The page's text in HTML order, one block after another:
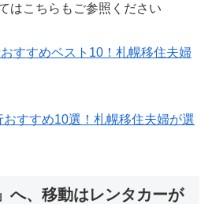
はこちらもご参照ください
すすめベスト10！札幌移住夫婦
おすすめ10選！札幌移住夫婦が選
へ、移動はレンタカーが